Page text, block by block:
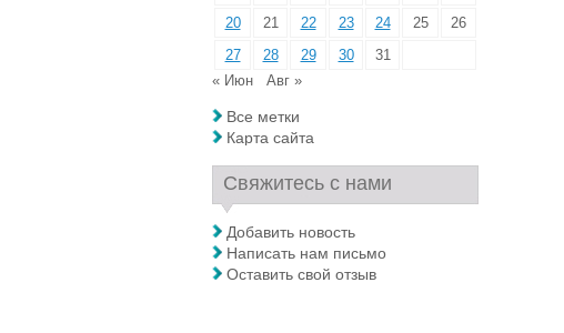
20
21 22 23 24 25
26
27
28 29 30
31
« Июн
Авг »
Все метки
Карта сайта
Свяжитесь с нами
Добавить новость
Написать нам письмо
Оставить свой отзыв